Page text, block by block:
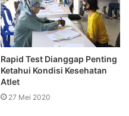
Rapid Test Dianggap Penting
Ketahui Kondisi Kesehatan
Atlet
27 Mei 2020